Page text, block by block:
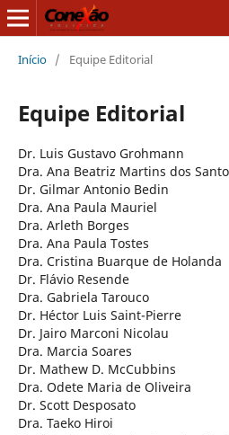
Início / Equipe Editorial
Equipe Editorial
Dr. Luis Gustavo Grohmann
Dra. Ana Beatriz Martins dos
Dr. Gilmar Antonio Bedin
Dra. Ana Paula Mauriel
Dra. Arleth Borges
Dra. Ana Paula Tostes
Dra. Cristina Buarque de Holanda
Dr. Flávio Resende
Dra. Gabriela Tarouco
Dr. Héctor Luis Saint-Pierre
Dr. Jairo Marconi Nicolau
Dra. Marcia Soares
Dr. Mathew D. McCubbins
Dra. Odete Maria de Oliveira
Dr. Scott Desposato
Dra. Taeko Hiroi